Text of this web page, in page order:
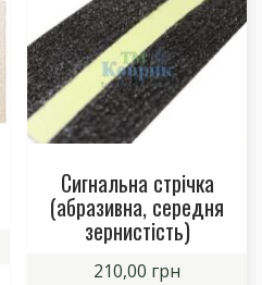
Сигнальна стрічка
(абразивна, середня
зернистість)
210,00 грн